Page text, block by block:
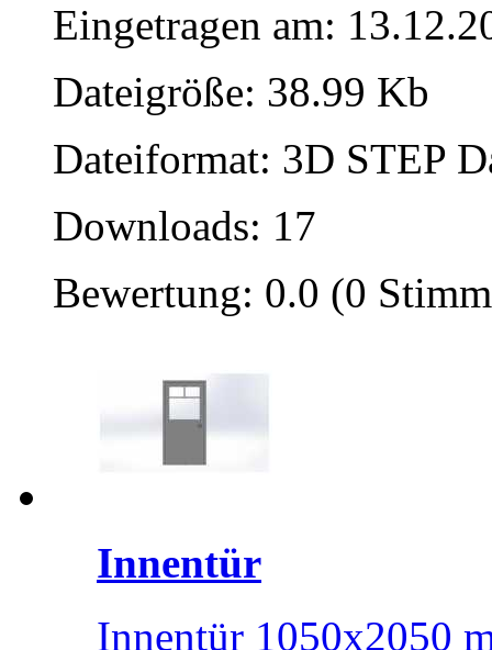
Eingetragen am:
Dateigröße: 38.99 Kb
Dateiformat: 3D STEP
Downloads: 17
Bewertung: 0.0 (0
Innentür
Innentür 1050x2050